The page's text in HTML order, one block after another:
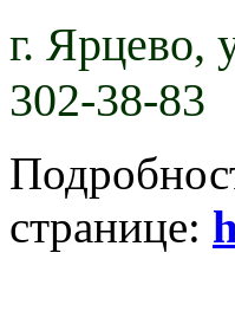
г. Ярцево,
302-38-83
странице: